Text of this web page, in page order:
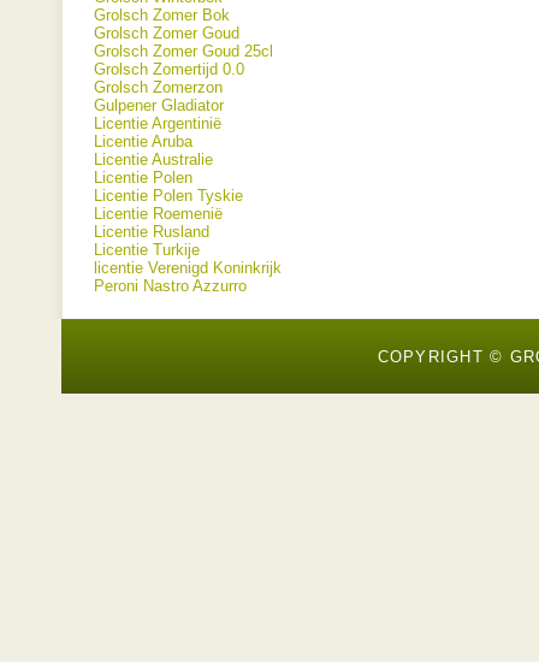
Grolsch Zomer Bok
Grolsch Zomer Goud
Grolsch Zomer Goud 25cl
Grolsch Zomertijd 0.0
Grolsch Zomerzon
Gulpener Gladiator
Licentie Argentinië
Licentie Aruba
Licentie Australie
Licentie Polen
Licentie Polen Tyskie
Licentie Roemenië
Licentie Rusland
Licentie Turkije
licentie Verenigd Koninkrijk
Peroni Nastro Azzurro
COPYRIGHT ©